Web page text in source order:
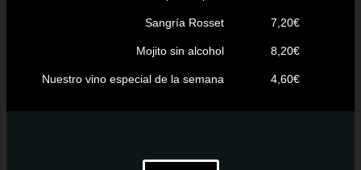
Sangría Rosset
Mojito sin alcohol
Nuestro vino especial de la semana
7,20€
8,20€
4,60€